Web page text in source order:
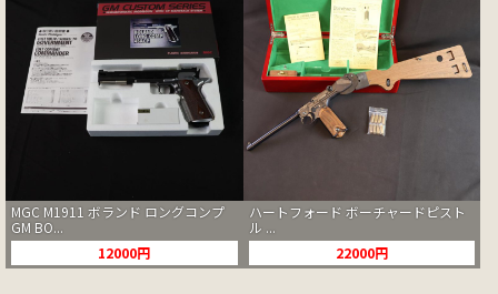
MGC M1911 ボランド ロングコンプ
GM BO...
12000円
ハートフォード ボーチャードピスト
ル ...
22000円